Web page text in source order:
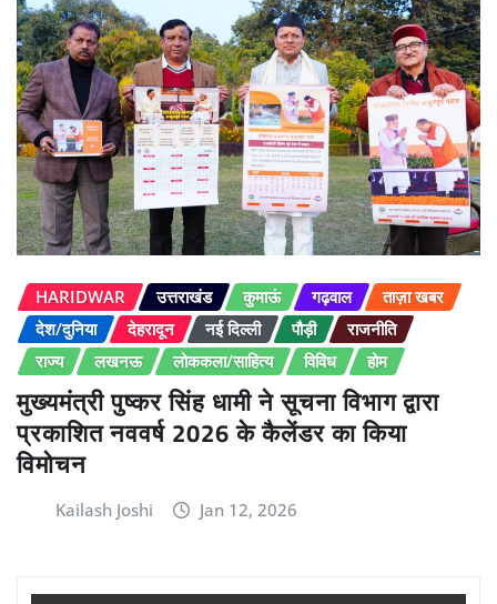
HARIDWAR उत्तराखंड कुमाऊं गढ़वाल
ताज़ा खबर
देश/दुनिया
देहरादून नई दिल्ली पौड़ी
राजनीति
राज्य
लखनऊ लोककला/साहित्य विविध होम
मुख्यमंत्री पुष्कर सिंह धामी ने सूचना विभाग द्वारा
प्रकाशित नववर्ष 2026 के कैलेंडर का किया
विमोचन
Kailash Joshi Jan 12, 2026